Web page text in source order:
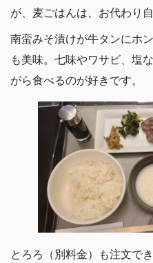
が、麦ごはんは、お代わり自
南蛮みそ漬けが牛タンにホ
も美味。七味やワサビ、塩
がら食べるのが好きです。
とろろ（別料金）も注文でき